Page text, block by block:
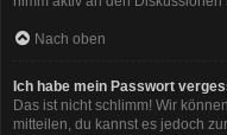
Nach oben
Ich habe mein Passwort
Das ist nicht schlimm! Wir
mitteilen, du kannst es jedoch